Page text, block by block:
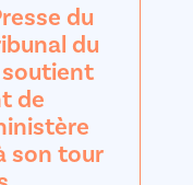
du
du
de
son tour